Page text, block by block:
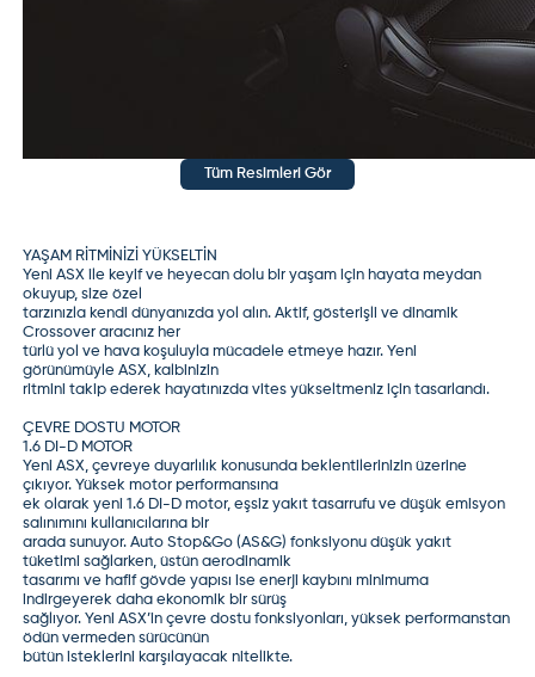
Asx almak istiyorum fiyatları 600 bin 700 bin
bandında piyasada çok yaygın değil alınır mı?
Temizini bulduysan kaçırma uzun yıllar binilebilecek
sağlam bir araç parçası her şeyi var sanayide yetkili
(0) (0)
alayım, yeter ki bana sorun çıkarmasın, mekaniği
sağlam olsun bı de sürekli sanayiye gitmek zorunda
kalmayayim diyorsan ASX alabilirsin
(0)
Misafir Kullanıcı
8 yılda sadece 1 kez tamire gittim. Hiç düsünmeyin
derim
( 0) (0)
2011 benzinli 205 binde araç var servis bakımlı parça
sıkıntısı falan varmı
(0) (0)
Mitsubishi-ASX- Misafir Kullanıcı
9 Ocak 2024
Arkadaşlar merhaba . 2012 model 156.000 km de ASX
sahibiyim. 6000 km de yaklaşık 1 LT yağ eksiltiyor. Bu
durum normal mi? Tamircim kompresöre soktu hafif
bir yağ kaçağı var diyor. Yağın tipini değiştirdik. Belki
Tüm Resimleri Gör
YAŞAM RİTMİNİZİ YÜKSELTİN
Yeni ASX ile keyif ve heyecan dolu bir yaşam için hayata meydan
okuyup, size özel
tarzınızla kendi dünyanızda yol alın. Aktif, gösterişli ve dinamik
Crossover aracınız her
türlü yol ve hava koşuluyla mücadele etmeye hazır. Yeni
görünümüyle ASX, kalbinizin
ritmini takip ederek hayatınızda vites yükseltmeniz için tasarlandı.
ÇEVRE DOSTU MOTOR
1.6 DI-D MOTOR
Yeni ASX, çevreye duyarlılık konusunda beklentilerinizin üzerine
çıkıyor. Yüksek motor performansına
ek olarak yeni 1.6 DI-D motor, eşsiz yakıt tasarrufu ve düşük emisyon
salınımını kullanıcılarına bir
arada sunuyor. Auto Stop&Go (AS&G) fonksiyonu düşük yakıt
tüketimi sağlarken, üstün aerodinamik
tasarımı ve hafif gövde yapısı ise enerji kaybını minimuma
indirgeyerek daha ekonomik bir sürüş
sağlıyor. Yeni ASX’in çevre dostu fonksiyonları, yüksek performanstan
ödün vermeden sürücünün
bütün isteklerini karşılayacak nitelikte.